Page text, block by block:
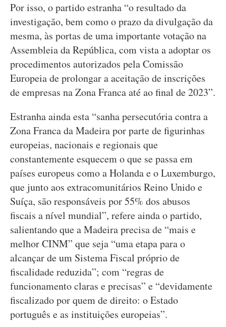
Por isso, o partido estranha “o resultado da
investigação, bem como o prazo da divulgação da
mesma, às portas de uma importante votação na
Assembleia da República, com vista a adoptar os
procedimentos autorizados pela Comissão
Europeia de prolongar a aceitação de inscrições
de empresas na Zona Franca até ao final de 2023”.
Estranha ainda esta “sanha persecutória contra a
Zona Franca da Madeira por parte de figurinhas
europeias, nacionais e regionais que
constantemente esquecem o que se passa em
países europeus como a Holanda e o Luxemburgo,
que junto aos extracomunitários Reino Unido e
Suíça, são responsáveis por 55% dos abusos
fiscais a nível mundial”, refere ainda o partido,
salientando que a Madeira precisa de “mais e
melhor CINM” que seja “uma etapa para o
alcançar de um Sistema Fiscal próprio de
fiscalidade reduzida”; com “regras de
funcionamento claras e precisas” e “devidamente
fiscalizado por quem de direito: o Estado
português e as instituições europeias”.